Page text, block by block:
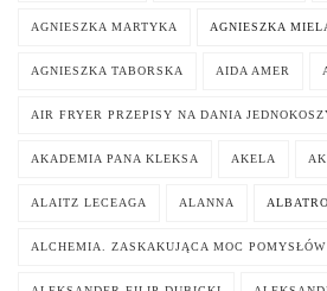
AGNIESZKA MARTYKA AGNIESZKA
AGNIESZKA TABORSKA AIDA AMER
AIR FRYER PRZEPISY NA DANIA
AKADEMIA PANA KLEKSA AKELA
ALAITZ LECEAGA ALANNA
ALCHEMIA. ZASKAKUJĄCA MOC POMYSŁÓW